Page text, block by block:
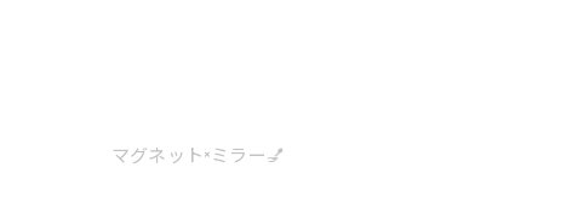
マグネット×ミラー💅